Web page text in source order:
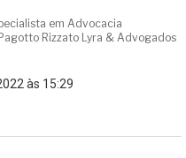
em Advocacia
Rizzato Lyra & Advogados
às 15:29